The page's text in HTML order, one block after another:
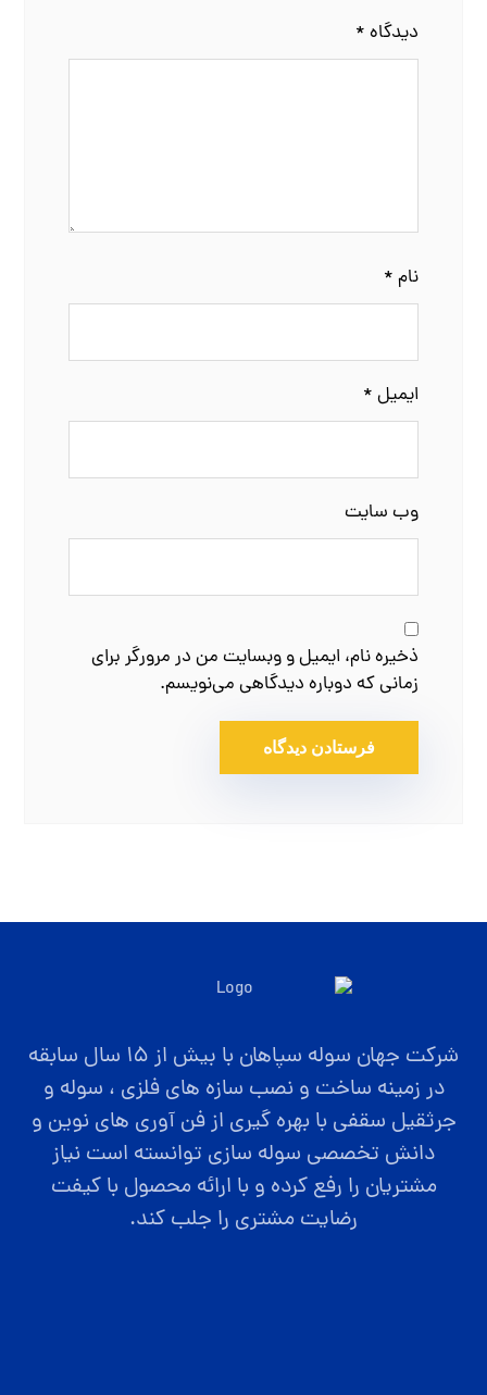
دیدگاه *
نام*
ایمیل*
وب‌ سایت
ذخیره نام، ایمیل و وبسایت من در مرورگر برای
زمانی که دوباره دیدگاهی می‌نویسم.
شرکت جهان سوله سپاهان با بیش از ۱۵ سال سابقه
در زمینه ساخت و نصب سازه های فلزی ، سوله و
جرثقیل سقفی با بهره گیری از فن آوری های نوین و
دانش تخصصی سوله سازی توانسته است نیاز
مشتریان را رفع کرده و با ارائه محصول با کیفت
رضایت مشتری را جلب کند.